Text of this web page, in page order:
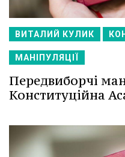
ВИТАЛИЙ КУЛИК
МАНІПУЛЯЦІЇ
Передвиборчі
Конституційна